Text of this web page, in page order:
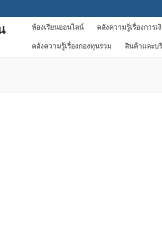
ห้องเรียนออนไลน์ คลังความรู้เรื่องการเ
คลังความรู้เรื่องกองทุนรวม สินค้าและบ